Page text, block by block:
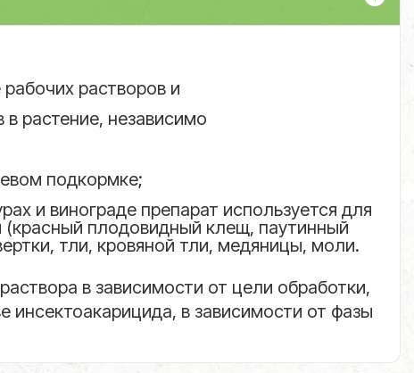
растворов и
растение, независимо
подкормке;
и винограде препарат используется для
плодовидный клещ, паутинный
тли, кровяной тли, медяницы, моли.
в зависимости от цели обработки,
инсектоакарицида, в зависимости от фазы